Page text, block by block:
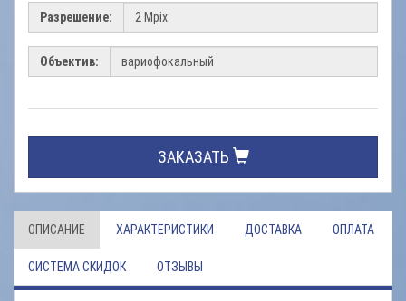
Разрешение:
Объектив:
ЗАКАЗАТЬ
ОПИСАНИЕ ХАРАКТЕРИСТИКИ ДОСТАВКА ОПЛАТА
СИСТЕМА СКИДОК ОТЗЫВЫ